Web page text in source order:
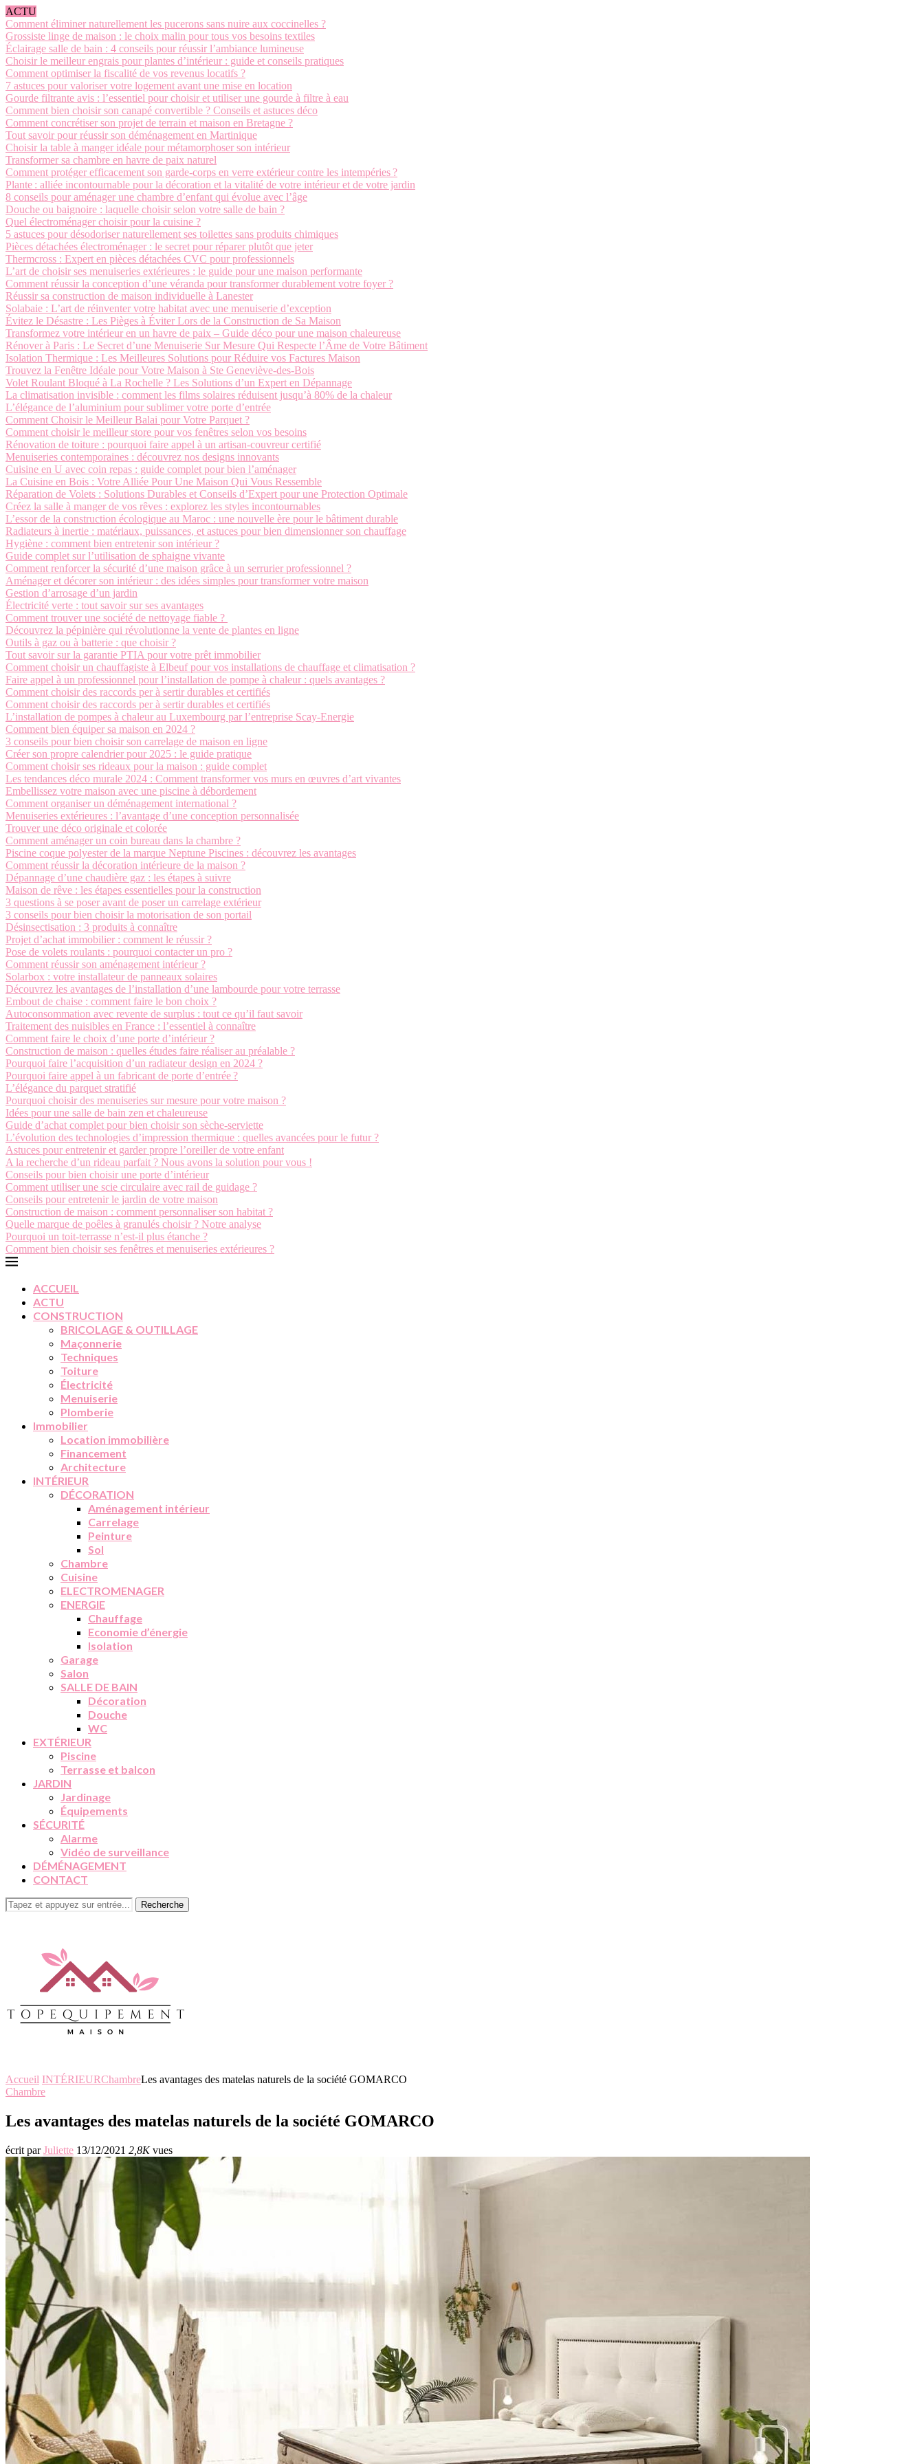
ACTU
Comment éliminer naturellement les pucerons sans nuire aux coccinelles ?
Grossiste linge de maison : le choix malin pour tous vos besoins textiles
Éclairage salle de bain : 4 conseils pour réussir l’ambiance lumineuse
Choisir le meilleur engrais pour plantes d’intérieur : guide et conseils pratiques
Comment optimiser la fiscalité de vos revenus locatifs ?
7 astuces pour valoriser votre logement avant une mise en location
Gourde filtrante avis : l’essentiel pour choisir et utiliser une gourde à filtre à eau
Comment bien choisir son canapé convertible ? Conseils et astuces déco
Comment concrétiser son projet de terrain et maison en Bretagne ?
Tout savoir pour réussir son déménagement en Martinique
Choisir la table à manger idéale pour métamorphoser son intérieur
Transformer sa chambre en havre de paix naturel
Comment protéger efficacement son garde-corps en verre extérieur contre les intempéries ?
Plante : alliée incontournable pour la décoration et la vitalité de votre intérieur et de votre jardin
8 conseils pour aménager une chambre d’enfant qui évolue avec l’âge
Douche ou baignoire : laquelle choisir selon votre salle de bain ?
Quel électroménager choisir pour la cuisine ?
5 astuces pour désodoriser naturellement ses toilettes sans produits chimiques
Pièces détachées électroménager : le secret pour réparer plutôt que jeter
Thermcross : Expert en pièces détachées CVC pour professionnels
L’art de choisir ses menuiseries extérieures : le guide pour une maison performante
Comment réussir la conception d’une véranda pour transformer durablement votre foyer ?
Réussir sa construction de maison individuelle à Lanester
Solabaie : L’art de réinventer votre habitat avec une menuiserie d’exception
Évitez le Désastre : Les Pièges à Éviter Lors de la Construction de Sa Maison
Transformez votre intérieur en un havre de paix – Guide déco pour une maison chaleureuse
Rénover à Paris : Le Secret d’une Menuiserie Sur Mesure Qui Respecte l’Âme de Votre Bâtiment
Isolation Thermique : Les Meilleures Solutions pour Réduire vos Factures Maison
Trouvez la Fenêtre Idéale pour Votre Maison à Ste Geneviève-des-Bois
Volet Roulant Bloqué à La Rochelle ? Les Solutions d’un Expert en Dépannage
La climatisation invisible : comment les films solaires réduisent jusqu’à 80% de la chaleur
L’élégance de l’aluminium pour sublimer votre porte d’entrée
Comment Choisir le Meilleur Balai pour Votre Parquet ?
Comment choisir le meilleur store pour vos fenêtres selon vos besoins
Rénovation de toiture : pourquoi faire appel à un artisan-couvreur certifié
Menuiseries contemporaines : découvrez nos designs innovants
Cuisine en U avec coin repas : guide complet pour bien l’aménager
La Cuisine en Bois : Votre Alliée Pour Une Maison Qui Vous Ressemble
Réparation de Volets : Solutions Durables et Conseils d’Expert pour une Protection Optimale
Créez la salle à manger de vos rêves : explorez les styles incontournables
L’essor de la construction écologique au Maroc : une nouvelle ère pour le bâtiment durable
Radiateurs à inertie : matériaux, puissances, et astuces pour bien dimensionner son chauffage
Hygiène : comment bien entretenir son intérieur ?
Guide complet sur l’utilisation de sphaigne vivante
Comment renforcer la sécurité d’une maison grâce à un serrurier professionnel ?
Aménager et décorer son intérieur : des idées simples pour transformer votre maison
Gestion d’arrosage d’un jardin
Électricité verte : tout savoir sur ses avantages
Comment trouver une société de nettoyage fiable ?
Découvrez la pépinière qui révolutionne la vente de plantes en ligne
Outils à gaz ou à batterie : que choisir ?
Tout savoir sur la garantie PTIA pour votre prêt immobilier
Comment choisir un chauffagiste à Elbeuf pour vos installations de chauffage et climatisation ?
Faire appel à un professionnel pour l’installation de pompe à chaleur : quels avantages ?
Comment choisir des raccords per à sertir durables et certifiés
Comment choisir des raccords per à sertir durables et certifiés
L’installation de pompes à chaleur au Luxembourg par l’entreprise Scay-Energie
Comment bien équiper sa maison en 2024 ?
3 conseils pour bien choisir son carrelage de maison en ligne
Créer son propre calendrier pour 2025 : le guide pratique
Comment choisir ses rideaux pour la maison : guide complet
Les tendances déco murale 2024 : Comment transformer vos murs en œuvres d’art vivantes
Embellissez votre maison avec une piscine à débordement
Comment organiser un déménagement international ?
Menuiseries extérieures : l’avantage d’une conception personnalisée
Trouver une déco originale et colorée
Comment aménager un coin bureau dans la chambre ?
Piscine coque polyester de la marque Neptune Piscines : découvrez les avantages
Comment réussir la décoration intérieure de la maison ?
Dépannage d’une chaudière gaz : les étapes à suivre
Maison de rêve : les étapes essentielles pour la construction
3 questions à se poser avant de poser un carrelage extérieur
3 conseils pour bien choisir la motorisation de son portail
Désinsectisation : 3 produits à connaître
Projet d’achat immobilier : comment le réussir ?
Pose de volets roulants : pourquoi contacter un pro ?
Comment réussir son aménagement intérieur ?
Solarbox : votre installateur de panneaux solaires
Découvrez les avantages de l’installation d’une lambourde pour votre terrasse
Embout de chaise : comment faire le bon choix ?
Autoconsommation avec revente de surplus : tout ce qu’il faut savoir
Traitement des nuisibles en France : l’essentiel à connaître
Comment faire le choix d’une porte d’intérieur ?
Construction de maison : quelles études faire réaliser au préalable ?
Pourquoi faire l’acquisition d’un radiateur design en 2024 ?
Pourquoi faire appel à un fabricant de porte d’entrée ?
L’élégance du parquet stratifié
Pourquoi choisir des menuiseries sur mesure pour votre maison ?
Idées pour une salle de bain zen et chaleureuse
Guide d’achat complet pour bien choisir son sèche-serviette
L’évolution des technologies d’impression thermique : quelles avancées pour le futur ?
Astuces pour entretenir et garder propre l’oreiller de votre enfant
A la recherche d’un rideau parfait ? Nous avons la solution pour vous !
Conseils pour bien choisir une porte d’intérieur
Comment utiliser une scie circulaire avec rail de guidage ?
Conseils pour entretenir le jardin de votre maison
Construction de maison : comment personnaliser son habitat ?
Quelle marque de poêles à granulés choisir ? Notre analyse
Pourquoi un toit-terrasse n’est-il plus étanche ?
Comment bien choisir ses fenêtres et menuiseries extérieures ?
ACCUEIL
ACTU
CONSTRUCTION
BRICOLAGE & OUTILLAGE
Maçonnerie
Techniques
Toiture
Électricité
Menuiserie
Plomberie
Immobilier
Location immobilière
Financement
Architecture
INTÉRIEUR
DÉCORATION
Aménagement intérieur
Carrelage
Peinture
Sol
Chambre
Cuisine
ELECTROMENAGER
ENERGIE
Chauffage
Economie d’énergie
Isolation
Garage
Salon
SALLE DE BAIN
Décoration
Douche
WC
EXTÉRIEUR
Piscine
Terrasse et balcon
JARDIN
Jardinage
Équipements
SÉCURITÉ
Alarme
Vidéo de surveillance
DÉMÉNAGEMENT
CONTACT
Recherche
Accueil INTÉRIEURChambreLes avantages des matelas naturels de la société GOMARCO
Chambre
Les avantages des matelas naturels de la société GOMARCO
écrit parJuliette 13/12/2021 2,8Kvues